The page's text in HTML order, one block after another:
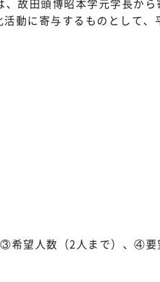
故田頭博昭本学元学長から
動に寄与するものとして、
希望人数（2人まで）、④要